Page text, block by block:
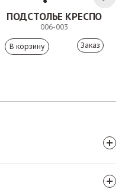
ПОДСТОЛЬЕ КРЕСПО
006-003
Заказ